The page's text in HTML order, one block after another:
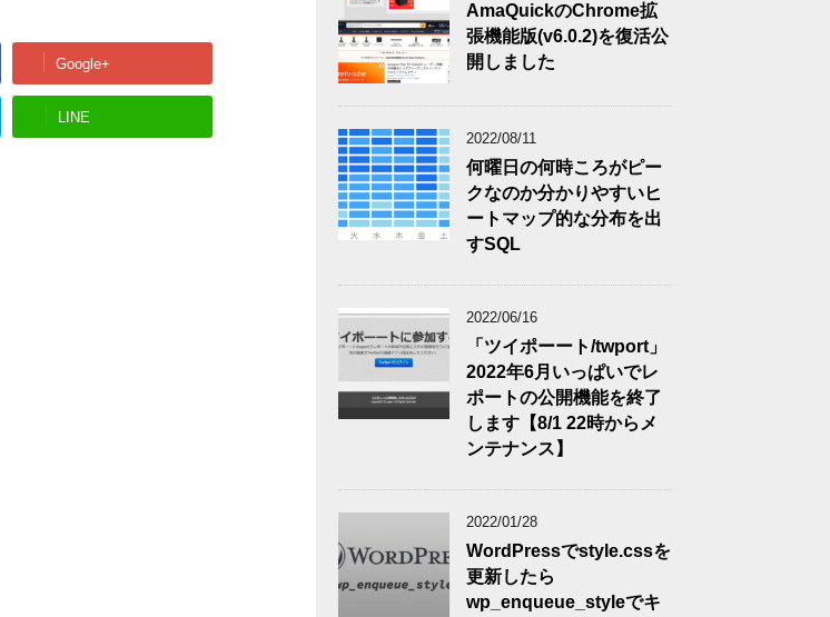
Google+
LINE
AmaQuickのChrome拡
張機能版(v6.0.2)を復活公
開しました
2022/08/11
何曜日の何時ころがピー
クなのか分かりやすいヒ
ートマップ的な分布を出
すSQL
2022/06/16
「ツイポーート/twport」
2022年6月いっぱいでレ
ポートの公開機能を終了
します【8/1 22時からメ
ンテナンス】
2022/01/28
WordPressでstyle.cssを
更新したら
wp_enqueue_styleでキ